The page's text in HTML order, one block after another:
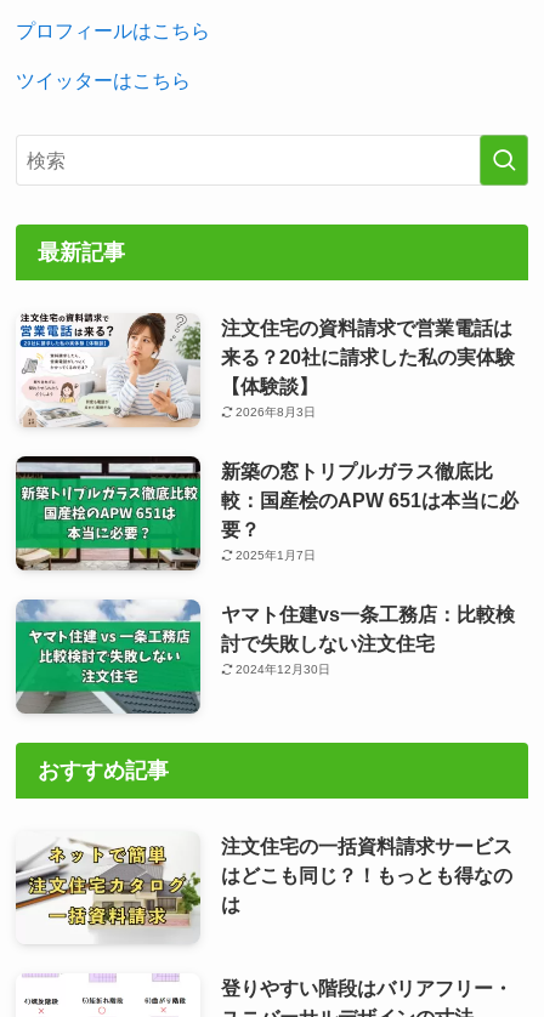
プロフィールはこちら
ツイッターはこちら
最新記事
注文住宅の資料請求で営業電話は
来る？20社に請求した私の実体験
【体験談】
2026年8月3日
新築の窓トリプルガラス徹底比
較：国産桧のAPW 651は本当に必
要？
2025年1月7日
ヤマト住建vs一条工務店：比較検
討で失敗しない注文住宅
2024年12月30日
おすすめ記事
注文住宅の一括資料請求サービス
はどこも同じ？！もっとも得なの
は
登りやすい階段はバリアフリー・